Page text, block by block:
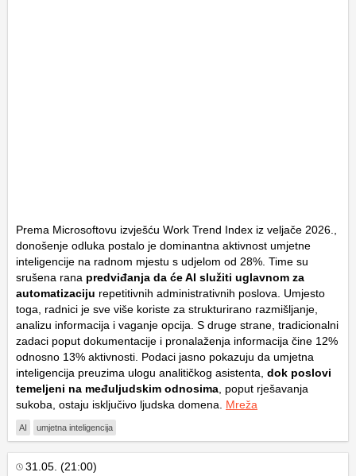
Prema Microsoftovu izvješću Work Trend Index iz veljače 2026.,
donošenje odluka postalo je dominantna aktivnost umjetne
inteligencije na radnom mjestu s udjelom od 28%. Time su
srušena rana predviđanja da će AI služiti uglavnom za
automatizaciju repetitivnih administrativnih poslova. Umjesto
toga, radnici je sve više koriste za strukturirano razmišljanje,
analizu informacija i vaganje opcija. S druge strane, tradicionalni
zadaci poput dokumentacije i pronalaženja informacija čine 12%
odnosno 13% aktivnosti. Podaci jasno pokazuju da umjetna
inteligencija preuzima ulogu analitičkog asistenta, dok poslovi
temeljeni na međuljudskim odnosima , poput rješavanja
sukoba, ostaju isključivo ljudska domena. Mreža
AI umjetna inteligencija
31.05. (21:00)